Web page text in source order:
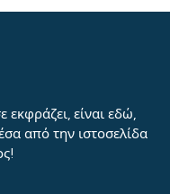
είναι εδώ,
από την ιστοσελίδα